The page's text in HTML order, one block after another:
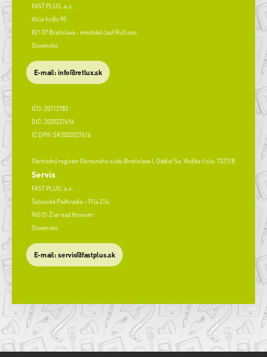
FAST PLUS, a.s.
Vlčie hrdlo 90
821 07 Bratislava - mestská časť Ružinov
Slovensko
E-mail: info@retlux.sk
IČO: 35712783
DIČ: 2020227616
IČ DPH: SK2020227616
Obchodný register Okresného súdu Bratislava I, Oddiel Sa, Vložka číslo: 7227/B
Servis
FAST PLUS, a.s.
Šášovské Podhradie – Píla 214,
965 01 Žiar nad Hronom
Slovensko
​E-mail: servis@fastplus.sk